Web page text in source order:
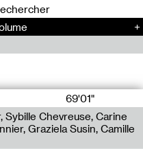
+
69'01"
Sybille Chevreuse, Carine
Graziela Susin, Camille
42'28"
Laurent Bouzanquet,